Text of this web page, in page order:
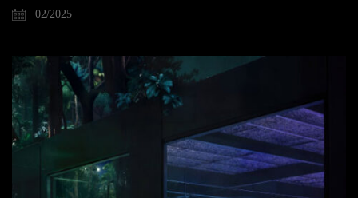
02/2025